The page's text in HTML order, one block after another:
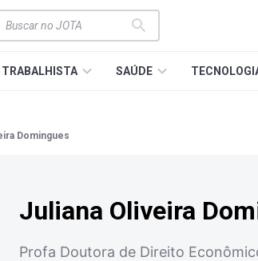
TRABALHISTA SAÚDE
Domingues
Juliana Oliveira
Profa Doutora de Direito